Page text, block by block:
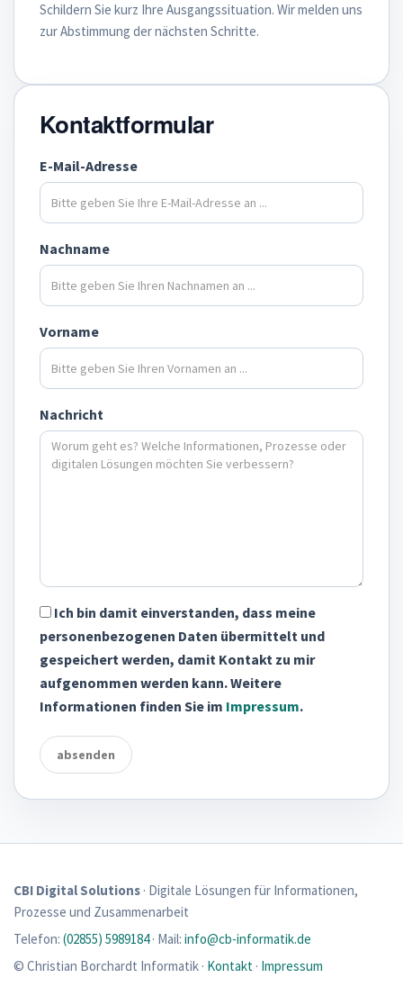
Schildern Sie kurz Ihre Ausgangssituation. Wir melden uns
zur Abstimmung der nächsten Schritte.
Kontaktformular
E-Mail-Adresse
Nachname
Vorname
Nachricht
Ich bin damit einverstanden, dass meine
personenbezogenen Daten übermittelt und
gespeichert werden, damit Kontakt zu mir
aufgenommen werden kann. Weitere
Informationen finden Sie im Impressum.
absenden
CBI Digital Solutions · Digitale Lösungen für Informationen,
Prozesse und Zusammenarbeit
Telefon: (02855) 5989184· Mail: info@cb-informatik.de
© Christian Borchardt Informatik · Kontakt · Impressum